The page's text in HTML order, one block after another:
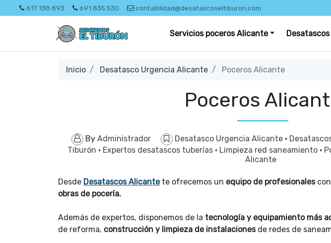
617 138 893 691 835 530 contabilidad@desatascoseltiburon.com
Servicios poceros Alicante
Inicio Desatasco Urgencia Alicante Poceros Alicante
Poceros
By Administrador Desatasco Urgencia Alicante ·
Tiburón · Expertos desatascos tuberías · Limpieza red saneamiento ·
Alicante
Desde Desatascos Alicantete ofrecemos un equipo de profesionalescon
obras de pocería.
Además de expertos, disponemos de la tecnología y equipamiento más
de reforma, construcción y limpieza de instalacionesde redes de